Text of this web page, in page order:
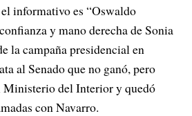
informativo es “Oswaldo
y mano derecha de Sonia
la campaña presidencial en
al Senado que no ganó, pero
Ministerio del Interior y quedó
con Navarro.